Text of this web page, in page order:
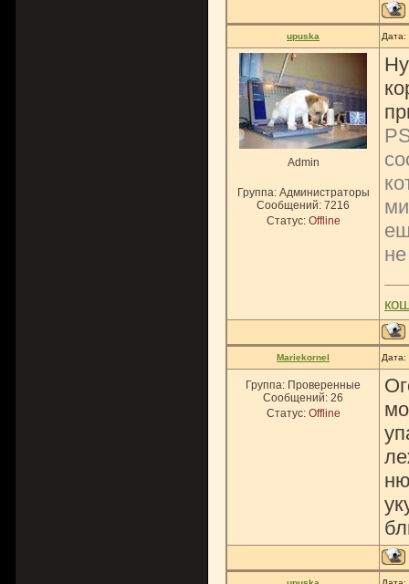
upuska
Admin
Группа: Администраторы
Сообщений: 7216
Статус: Offline
Mariekornel
Группа: Проверенные
Сообщений: 26
Статус: Offline